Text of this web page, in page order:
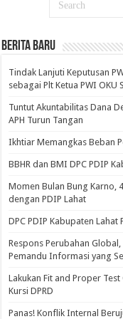
BERITA BARU
Tindak Lanjuti Keputusan
sebagai Plt Ketua PWI OKU
Tuntut Akuntabilitas Dana
APH Turun Tangan
Ikhtiar Memangkas Beban
BBHR dan BMI DPC PDIP
Momen Bulan Bung Karno,
dengan PDIP Lahat
DPC PDIP Kabupaten
Respons Perubahan
Pemandu Informasi yang
Lakukan Fit and Proper Test
Kursi DPRD
Panas! Konflik Internal